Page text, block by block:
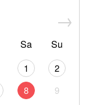
Sa Su
1
2
8
9